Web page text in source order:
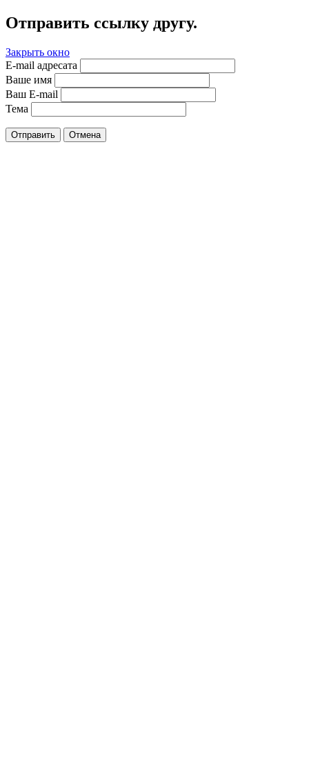
Отправить ссылку другу.
Закрыть окно
E-mail адресата
Ваше имя
Ваш E-mail
Тема
Отправить Отмена